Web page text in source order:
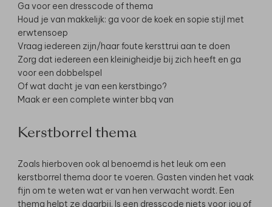
Ga voor een dresscode of thema
Houd je van makkelijk: ga voor de koek en sopie stijl met
erwtensoep
Vraag iedereen zijn/haar foute kersttrui aan te doen
Zorg dat iedereen een kleinigheidje bij zich heeft en ga
voor een dobbelspel
Of wat dacht je van een kerstbingo?
Maak er een complete winter bbq van
Kerstborrel thema
Zoals hierboven ook al benoemd is het leuk om een
kerstborrel thema door te voeren. Gasten vinden het vaak
fijn om te weten wat er van hen verwacht wordt. Een
thema helpt ze daarbij. Is een dresscode niets voor jou of